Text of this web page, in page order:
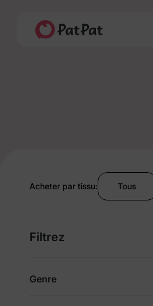
Acheter par tissu: Tous
Filtrez
Genre